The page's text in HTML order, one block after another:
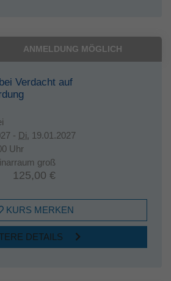
ANMELDUNG MÖGLICH
Verdacht auf
- Di. 19.01.2027
Uhr
groß
125,00 €
KURS MERKEN
DETAILS